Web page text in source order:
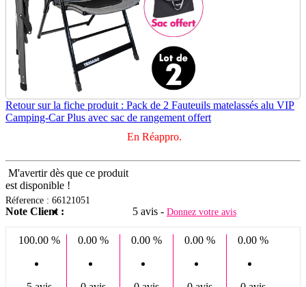
Retour sur la fiche produit : Pack de 2 Fauteuils matelassés alu VIP
Camping-Car Plus avec sac de rangement offert
En Réappro.
M'avertir dès que ce produit
est disponible !
Réference : 66121051
Note Client : 5 avis - Donnez votre avis
100.00 % 0.00 % 0.00 % 0.00 % 0.00 %